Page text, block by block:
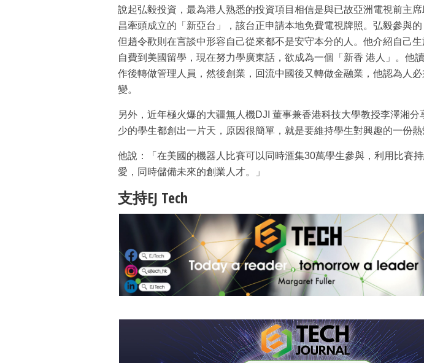
說起弘毅投資，最為港人熟悉的投資項目相信是與已故亞洲電視前主
昌牽頭成立的「新亞台」，該台正申請本地免費電視牌照。弘毅參與的
但趙令歡則在言談中形容自己從來都不是安守本分的人。他介紹自己
自費到美國留學，現在努力學廣東話，欲成為一個「新香 港人」。他
作後轉做管理人員，然後創業，回流中國後又轉做金融業，他認為人
變。
另外，近年極火爆的大疆無人機DJI 董事兼香港科技大學教授李澤湘分
少的學生都創出一片天，原因很簡單，就是要維持學生對興趣的一份熱
他說：「在美國的機器人比賽可以同時滙集30萬學生參與，利用比賽
愛，同時儲備未來的創業人才。」
支持EJ Tech